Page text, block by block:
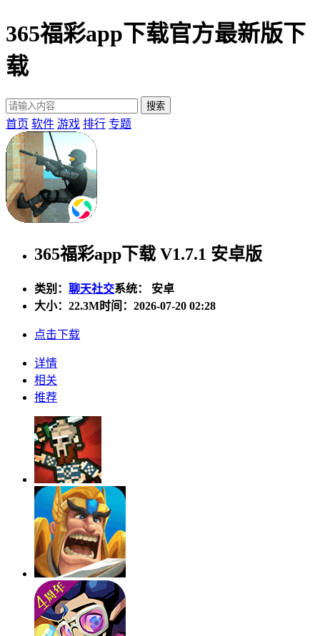
365福彩app下载官方最新版下
载
首页 软件 游戏 排行 专题
365福彩app下载 V1.7.1 安卓版
类别： 聊天社交系统： 安卓
大小： 22.3M时间：2026-07-20 02:28
点击下载
详情
相关
推荐